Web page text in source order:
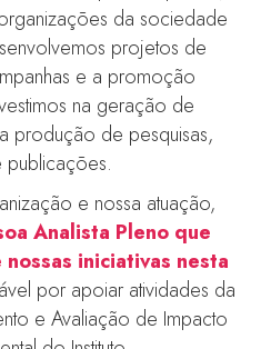
da sociedade
projetos de
e a promoção
na geração de
produção de pesquisas,
publicações.
e nossa atuação,
Analista Pleno que
iniciativas nesta
por apoiar atividades da
e Avaliação de Impacto